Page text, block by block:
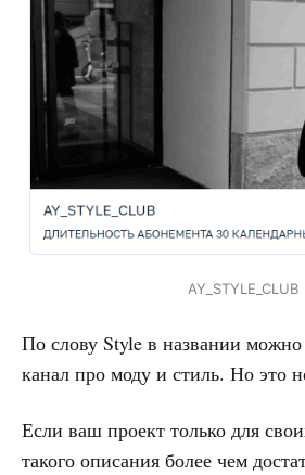
AY_STYLE_CLUB
По слову Style в названии можно
канал про моду и стиль. Но это
Если ваш проект только для
такого описания более чем